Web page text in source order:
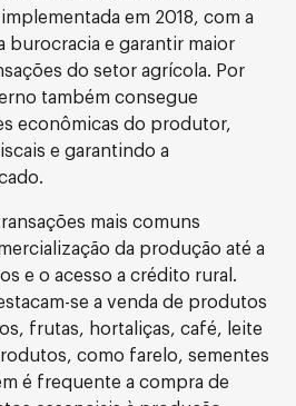
em 2018, com a
burocracia e garantir maior
do setor agrícola. Por
também consegue
econômicas do produtor,
e garantindo a
mais comuns
da produção até a
e o acesso a crédito rural.
se a venda de produtos
frutas, hortaliças, café, leite
como farelo, sementes
é frequente a compra de